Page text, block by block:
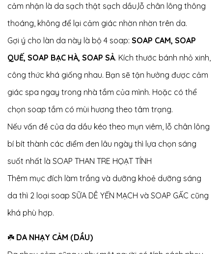
cảm nhận là da sạch thật sạch dầu,lỗ chân lông thông
thoáng, không để lại cảm giác nhờn nhờn trên da.
Gợi ý cho làn da này là bộ 4 soap: SOAP CAM, SOAP
QUẾ, SOAP BẠC HÀ, SOAP SẢ. Kích thước bánh nhỏ xinh,
công thức khá giống nhau. Bạn sẽ tận hưởng được cảm
giác spa ngay trong nhà tắm của mình. Hoặc có thể
chọn soap tắm có mùi hương theo tâm trạng.
Nếu vấn đề của da dầu kéo theo mụn viêm, lỗ chân lông
bí bít thành các điểm đen lâu ngày thì lựa chọn sáng
suốt nhất là SOAP THAN TRE HỌẠT TÍNH
Thêm mục đích làm trắng và dưỡng khoẻ dưỡng sáng
da thì 2 loại soap SỮA DÊ YẾN MẠCH và SOAP GẤC cũng
khá phù hợp.
☘️ DA NHẠY CẢM (DẦU)